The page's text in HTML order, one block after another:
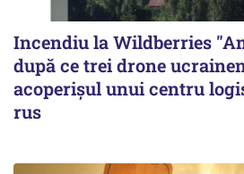
Incendiu la Wildberries
după ce trei drone
acoperişul unui centru
rus